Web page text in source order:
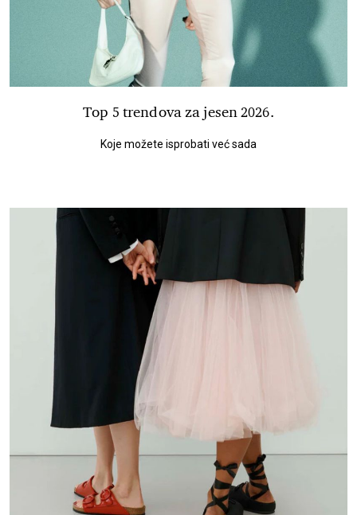
Top 5 trendova za jesen 2026.
Koje možete isprobati već sada